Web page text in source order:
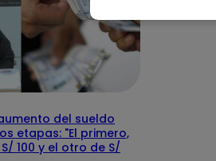
del sueldo
etapas: "El primero,
100 y el otro de S/